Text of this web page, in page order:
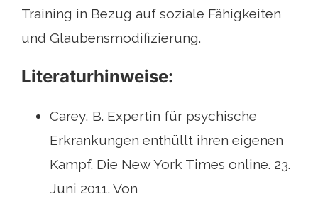
Training in Bezug auf soziale Fähigkeiten
und Glaubensmodifizierung.
Literaturhinweise:
Carey, B. Expertin für psychische
Erkrankungen enthüllt ihren eigenen
Kampf. Die New York Times online. 23.
Juni 2011. Von